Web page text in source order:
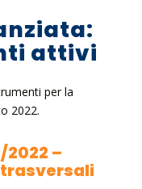
attivi
per la
2022.
–
trasversali